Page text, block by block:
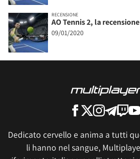
RECENSIONE
AO Tennis 2, la recensione
09/01/2020
Dedicato cervello e anima a tutti
li hanno nel sangue,